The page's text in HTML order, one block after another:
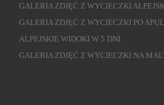
GALERIA ZDJĘĆ Z WYCIECZKI
GALERIA ZDJĘĆ Z WYCIECZKI PO
ALPEJSKIE WIDOKI W 5 DNI
GALERIA ZDJĘĆ Z WYCIECZKI NA